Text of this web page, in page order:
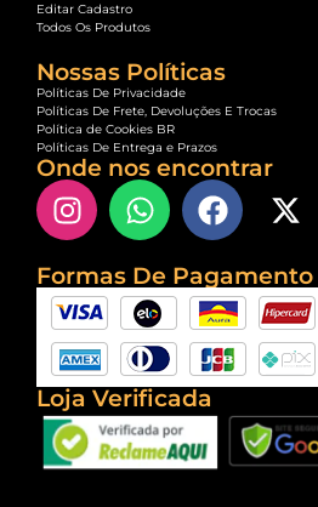
Editar Cadastro
Todos Os Produtos
Nossas Políticas
Políticas De Privacidade
Políticas De Frete, Devoluções E Trocas
Política de Cookies BR
Políticas De Entrega e Prazos
Onde nos encontrar
Formas De Pagamento
Loja Verificada